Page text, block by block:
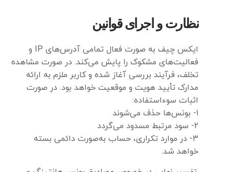
نظارت و اجرای قوانین
ایکس چیف به‌ صورت فعال تمامی آدرس‌های IP و
فعالیت‌های مشکوک را پایش می‌کند. در صورت مشاهده
تخلف، فرآیند بررسی آغاز شده و کاربر ملزم به ارائه
مدارک تأیید هویت و موقعیت خواهد بود. در صورت
اثبات سوءاستفاده:
۱- بونس‌ها حذف می‌شوند
۲- سود مرتبط مسدود می‌گردد
۳- در موارد تکراری، حساب به‌صورت دائمی بسته
خواهد شد.